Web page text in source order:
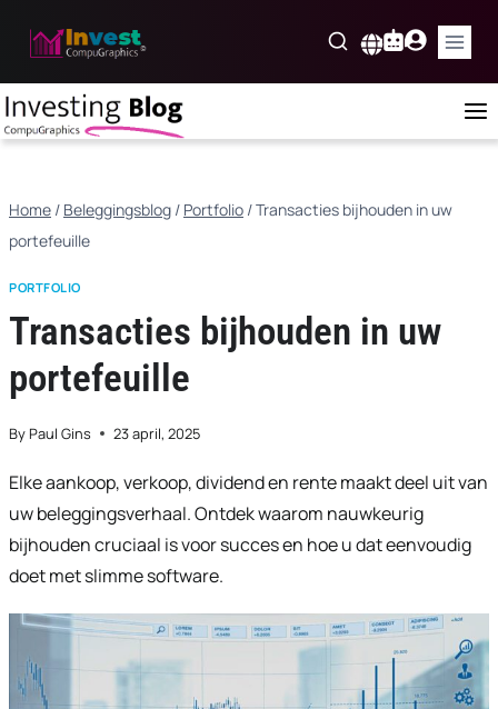
Home / Beleggingsblog / Portfolio /Transacties bijhouden in uw
portefeuille
PORTFOLIO
Transacties bijhouden in uw
portefeuille
ByPaul Gins 23 april, 2025
Elke aankoop, verkoop, dividend en rente maakt deel uit van
uw beleggingsverhaal. Ontdek waarom nauwkeurig
bijhouden cruciaal is voor succes en hoe u dat eenvoudig
doet met slimme software.